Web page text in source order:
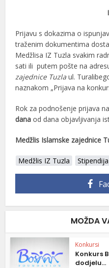
Prijavu s dokazima o
traženim dokumentima
Medžlisa IZ Tuzla svakim
sati ili putem pošte na
zajednice Tuzla ul.
naznakom „Prijava na
Rok za podnošenje prijava
dana od dana objavljivanja
Medžlis Islamske zajednice
Medžlis IZ Tuzla Stipendija
MOŽDA
Konkursi
Konkurs
dodjelu...